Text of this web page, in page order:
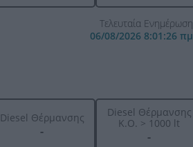
Τελευταία Ενημέρωση
06/08/2026 8:01:26 πμ
Diesel Θέρμανσης
-
Diesel Θέρμανσης
K.O. > 1000 lt
-